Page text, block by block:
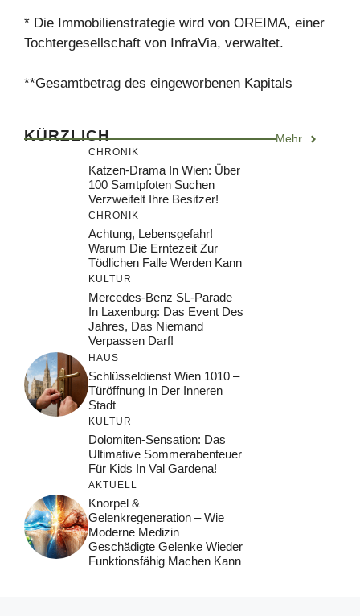
* Die Immobilienstrategie wird von OREIMA, einer
Tochtergesellschaft von InfraVia, verwaltet.
**Gesamtbetrag des eingeworbenen Kapitals
KÜRZLICH Mehr
CHRONIK
Katzen-Drama In Wien: Über
100 Samtpfoten Suchen
Verzweifelt Ihre Besitzer!
CHRONIK
Achtung, Lebensgefahr!
Warum Die Erntezeit Zur
Tödlichen Falle Werden Kann
KULTUR
Mercedes-Benz SL-Parade
In Laxenburg: Das Event Des
Jahres, Das Niemand
Verpassen Darf!
HAUS
Schlüsseldienst Wien 1010 –
Türöffnung In Der Inneren
Stadt
KULTUR
Dolomiten-Sensation: Das
Ultimative Sommerabenteuer
Für Kids In Val Gardena!
AKTUELL
Knorpel &
Gelenkregeneration – Wie
Moderne Medizin
Geschädigte Gelenke Wieder
Funktionsfähig Machen Kann